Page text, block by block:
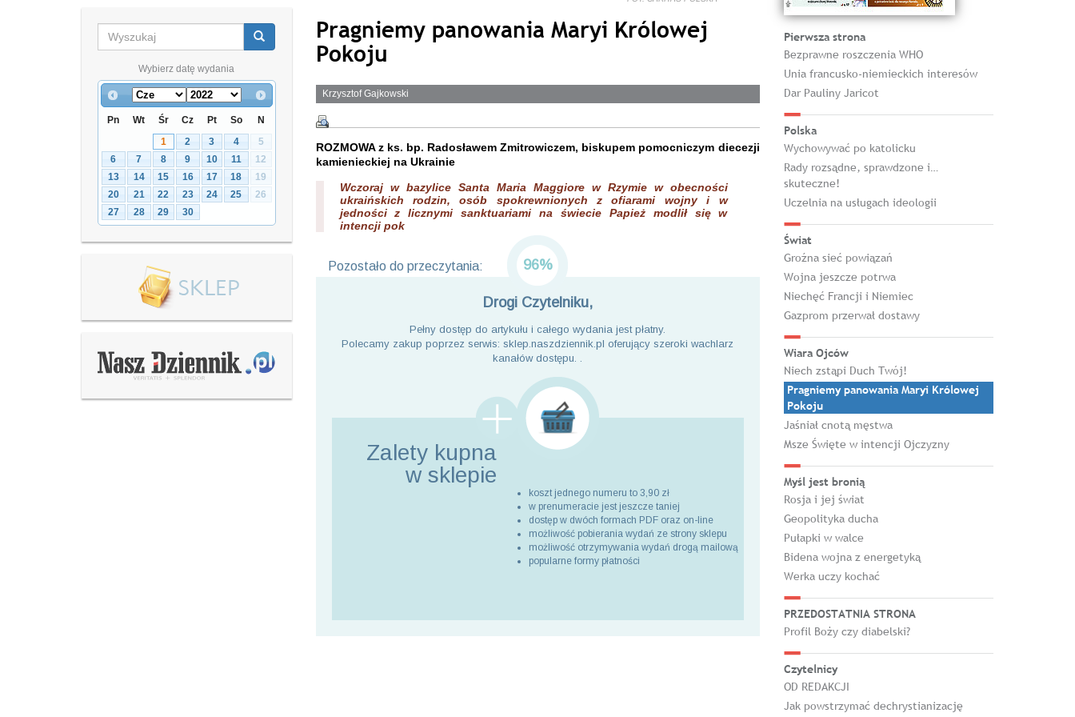
Wybierz datę wydania
Pn Wt Śr Cz Pt So
N
1
2 3 4
5
6
7 8 9 10 11
12
13
14 15 16 17 18
19
20
21 22 23 24 25
26
27
28 29 30
Pragniemy panowania Maryi Królowej
Pokoju
Krzysztof Gajkowski
ROZMOWA z ks. bp. Radosławem Zmitrowiczem, biskupem pomocniczym diecezji
kamienieckiej na Ukrainie
Wczoraj w bazylice Santa Maria Maggiore w Rzymie w obecności
ukraińskich rodzin, osób spokrewnionych z ofiarami wojny i w
jedności z licznymi sanktuariami na świecie Papież modlił się w
intencji pok
Pozostało do przeczytania: 96%
Drogi Czytelniku,
Pełny dostęp do artykułu i całego wydania jest płatny.
Polecamy zakup poprzez serwis: sklep.naszdziennik.pl oferujący szeroki wachlarz
kanałów dostępu. .
Zalety kupna
w sklepie
koszt jednego numeru to 3,90 zł
w prenumeracie jest jeszcze taniej
dostęp w dwóch formach PDF oraz on-line
możliwość pobierania wydań ze strony sklepu
możliwość otrzymywania wydań drogą mailową
popularne formy płatności
Pierwsza strona
Bezprawne roszczenia WHO
Unia francusko-niemieckich interesów
Dar Pauliny Jaricot
Polska
Wychowywać po katolicku
Rady rozsądne, sprawdzone i…
skuteczne!
Uczelnia na usługach ideologii
Świat
Groźna sieć powiązań
Wojna jeszcze potrwa
Niechęć Francji i Niemiec
Gazprom przerwał dostawy
Wiara Ojców
Niech zstąpi Duch Twój!
Pragniemy panowania Maryi Królowej
Pokoju
Jaśniał cnotą męstwa
Msze Święte w intencji Ojczyzny
Myśl jest bronią
Rosja i jej świat
Geopolityka ducha
Pułapki w walce
Bidena wojna z energetyką
Werka uczy kochać
PRZEDOSTATNIA STRONA
Profil Boży czy diabelski?
Czytelnicy
OD REDAKCJI
Jak powstrzymać dechrystianizację